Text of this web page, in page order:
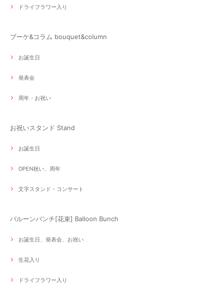
ドライフラワー入り
ブーケ&コラム bouquet&column
お誕生日
発表会
周年・お祝い
お祝いスタンド Stand
お誕生日
OPEN祝い、周年
文字スタンド・コンサート
バルーンバンチ[花束] Balloon Bunch
お誕生日、発表会、お祝い
生花入り
ドライフラワー入り